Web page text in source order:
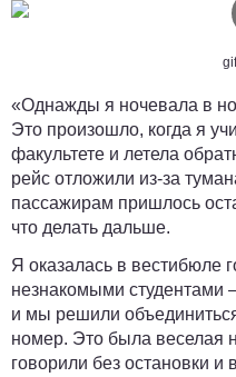
«Однажды я ночевала в
Это произошло, когда я
факультете и летела
рейс отложили из-за
пассажирам пришлось
что делать дальше.
Я оказалась в вестибюле
незнакомыми студентами
и мы решили
номер. Это была веселая
говорили без остановки и